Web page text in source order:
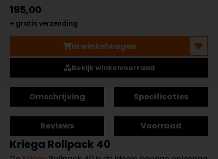
195,00
+ gratis verzending
In winkelwagen
Bekijk winkelvoorraad
Omschrijving Specificaties
Reviews Voorraad
Kriega Rollpack 40